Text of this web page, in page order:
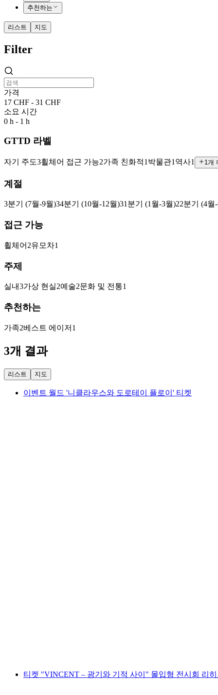
추천하는
리스트 지도
Filter
가격
17 CHF - 31 CHF
소요 시간
0 h - 1 h
GTTD 라벨
자기 주도3휠체어 접근 가능2가족 친화적1 박물관1 역사1 1개
계절
3분기 (7월-9월)34분기 (10월-12월)31분기 (1월-3월)22분기 (4월
접근 가능
휠체어 2유모차1
주제
실내3가상 현실2예술2문화 및 전통1
추천하는
가족2베스트 에이저 1
3개 결과
리스트 지도
이벤트 월드 '니클라우스와 도로테이 플로이' 티켓
티켓 "VINCENT – 광기와 기적 사이" 몰입형 전시회 리